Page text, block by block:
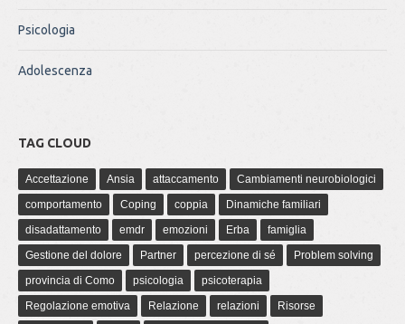
Psicologia
Adolescenza
TAG CLOUD
Accettazione Ansia attaccamento
Cambiamenti neurobiologici
comportamento
Coping coppia
Dinamiche familiari
disadattamento
emdr emozioni Erba
famiglia
Gestione del dolore
Partner percezione di sé
Problem solving
provincia di Como
psicologia
psicoterapia
Regolazione emotiva
Relazione relazioni
Risorse